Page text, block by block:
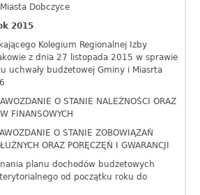
Dobczyce
2015
Kolegium Regionalnej Izby
z dnia 27 listopada 2015 w sprawie
uchwały budżetowej Gminy i Miasrta
O STANIE NALEŻNOŚCI ORAZ
FINANSOWYCH
O STANIE ZOBOWIĄZAŃ
ORAZ PORĘCZĘŃ I GWARANCJI
planu dochodów budżetowych
od początku roku do